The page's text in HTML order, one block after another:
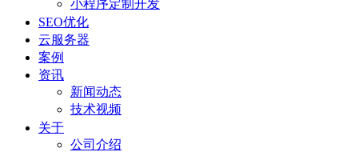
小程序定制开发
SEO优化
云服务器
案例
资讯
新闻动态
技术视频
关于
公司介绍